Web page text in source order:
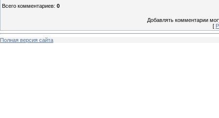
Всего комментариев: 0
Добавлять комментарии
[
Полная версия сайта